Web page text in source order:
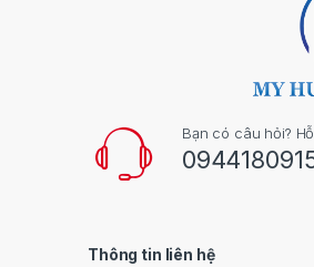
Bạn có câu hỏi?
Thông tin liên hệ